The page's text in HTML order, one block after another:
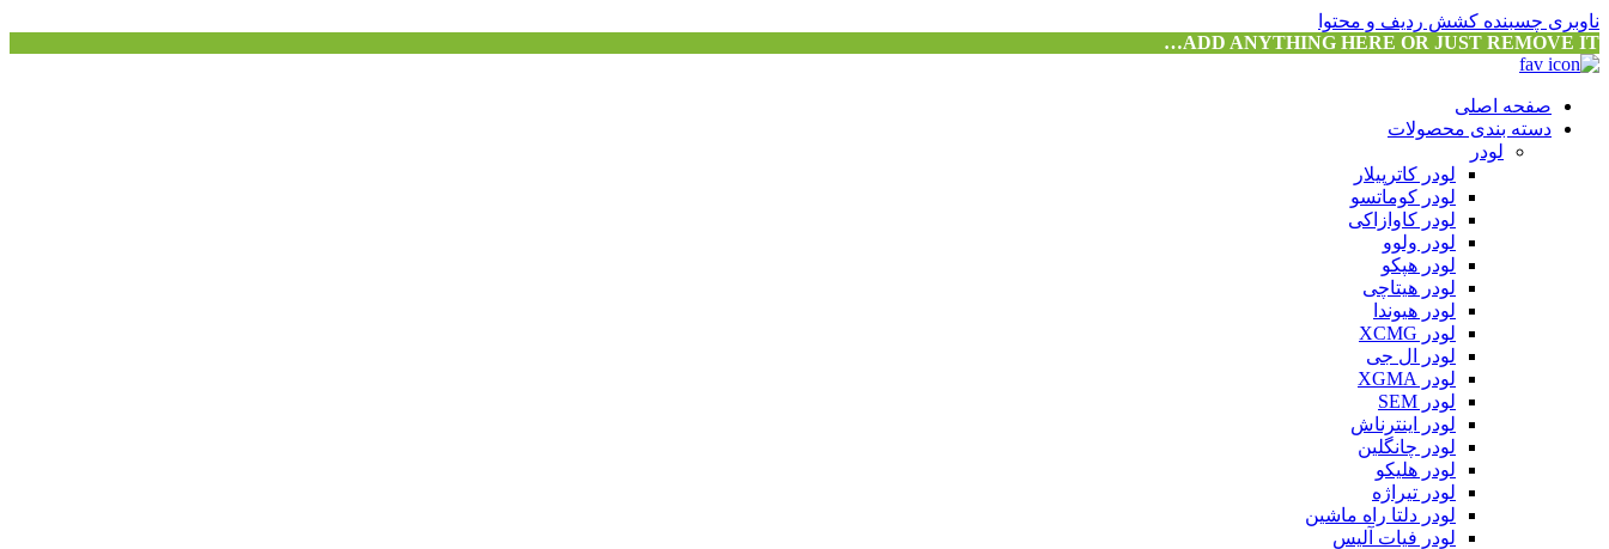
ناوبری چسبنده کشش ردیف و محتوا
ADD ANYTHING HERE OR JUST REMOVE IT…
صفحه اصلی
دسته بندی محصولات
لودر
لودر کاترپیلار
لودر کوماتسو
لودر کاوازاکی
لودر ولوو
لودر هپکو
لودر هیتاچی
لودر هیوندا
لودر XCMG
لودر ال جی
لودر XGMA
لودر SEM
لودر اینترناش
لودر چانگلین
لودر هلیکو
لودر تیراژه
لودر دلتا راه ماشین
لودر فیات آلیس